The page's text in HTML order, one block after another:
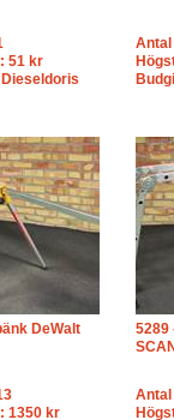
51 kr
Antal
DeWalt
1350 kr
5289
Antal